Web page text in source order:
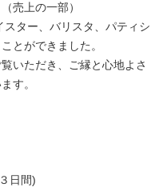
売上の一部）
ター、バリスタ、パティシ
とができました。
いただき、ご縁と心地よさ
す。
日間)